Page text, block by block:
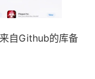
自Github的库备